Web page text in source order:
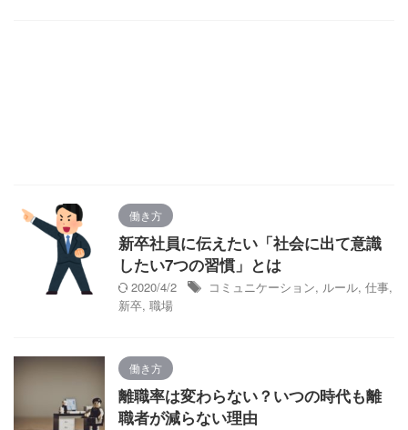
働き方
新卒社員に伝えたい「社会に出て意識
したい7つの習慣」とは
2020/4/2 コミュニケーション, ルール, 仕事,
新卒, 職場
働き方
離職率は変わらない？いつの時代も離
職者が減らない理由